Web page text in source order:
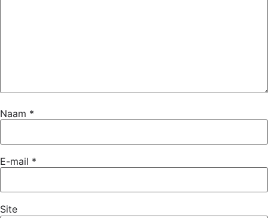
Naam *
E-mail *
Site